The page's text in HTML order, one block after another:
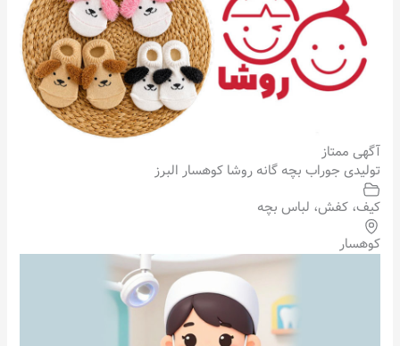
آگهی ممتاز
تولیدی جوراب بچه گانه روشا کوهسار البرز
کیف، کفش، لباس بچه
کوهسار